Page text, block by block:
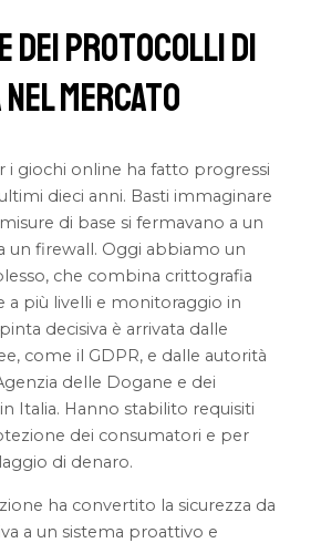
dei Protocolli di
Mercato
i giochi online ha fatto progressi
dieci anni. Basti immaginare
di base si fermavano a un
un firewall. Oggi abbiamo un
che combina crittografia
a più livelli e monitoraggio in
decisiva è arrivata dalle
come il GDPR, e dalle autorità
delle Dogane e dei
Italia. Hanno stabilito requisiti
dei consumatori e per
di denaro.
ha convertito la sicurezza da
a un sistema proattivo e